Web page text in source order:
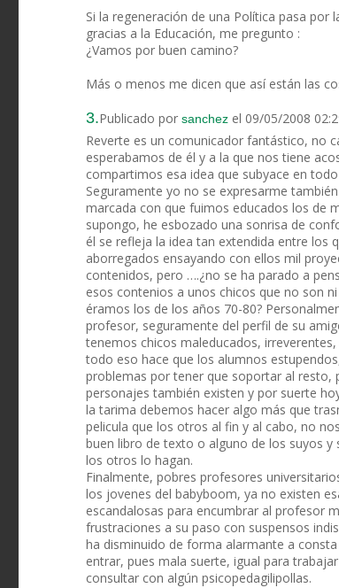
Si la regeneración de una Política pasa por
gracias a la Educación, me pregunto :
¿Vamos por buen camino?
Más o menos me dicen que así están las
3.Publicado por sanchez el 09/05/2008
Reverte es un comunicador fantástico, no
esperabamos de él y a la que nos tiene
compartimos esa idea que subyace en
Seguramente yo no se expresarme
marcada con que fuimos educados los de
supongo, he esbozado una sonrisa de
él se refleja la idea tan extendida entre los
aborregados ensayando con ellos mil
contenidos, pero ….¿no se ha parado a
esos contenios a unos chicos que no son
éramos los de los años 70-80?
profesor, seguramente del perfil de su
tenemos chicos maleducados,
todo eso hace que los alumnos
problemas por tener que soportar al resto,
personajes también existen y por suerte
la tarima debemos hacer algo más que
pelicula que los otros al fin y al cabo, no
buen libro de texto o alguno de los suyos
los otros lo hagan.
Finalmente, pobres profesores
los jovenes del babyboom, ya no existen
escandalosas para encumbrar al profesor
frustraciones a su paso con suspensos
ha disminuido de forma alarmante a
entrar, pues mala suerte, igual para
consultar con algún psicopedagilipollas.